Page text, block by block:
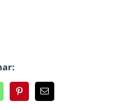
Pinterest
E-
mail